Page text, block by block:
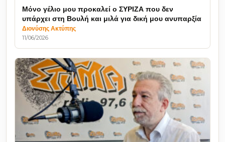
Μόνο γέλιο μου προκαλεί ο ΣΥΡΙΖΑ που δεν
υπάρχει στη Βουλή και μιλά για δική μου ανυπαρξία
Διονύσης Ακτύπης
11/06/2026